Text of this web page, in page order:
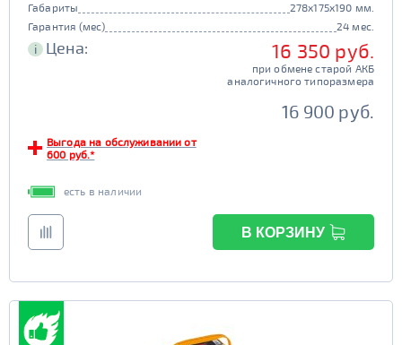
Габариты
278x175x190 мм.
Гарантия (мес)
24 мес.
i Цена: 16 350 руб.
при обмене старой АКБ
аналогичного типоразмера
16 900 руб.
Выгода на обслуживании от
600 руб.*
есть в наличии
В КОРЗИНУ